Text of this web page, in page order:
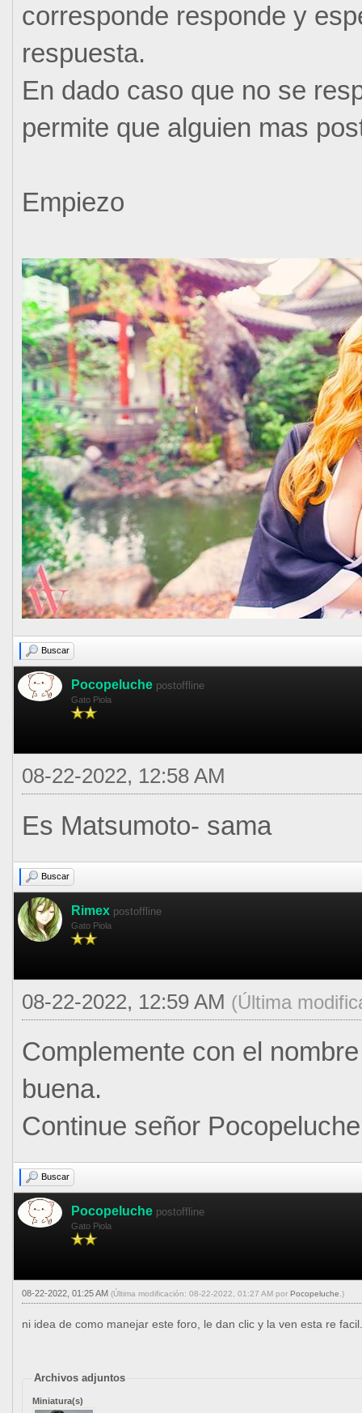
corresponde responde y
respuesta.
En dado caso que no se
permite que alguien mas
Empiezo
Buscar
Pocopeluche postoffline
Gato Piola
08-22-2022, 12:58 AM
Es Matsumoto- sama
Buscar
Rimex postoffline
Gato Piola
08-22-2022, 12:59 AM (Última
Complemente con el
buena.
Continue señor
Buscar
Pocopeluche postoffline
Gato Piola
08-22-2022, 01:25 AM (Última modificación: 08-22-2022, 01:27 AM por Pocopeluche .)
ni idea de como manejar este foro, le dan clic y la ven esta re facil.
Archivos adjuntos
Miniatura(s)